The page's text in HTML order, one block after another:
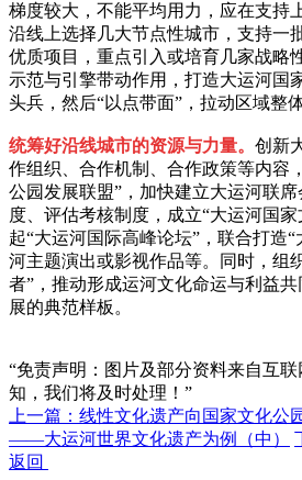
梯度较大，不能平均用力，应在支持
沿线上选择几大节点性城市，支持一
优质项目，重点引入或培育几家战略
示范与引擎带动作用，打造大运河国
头兵，然后“以点带面”，拉动区域整体
统筹好沿线城市的资源与力量。 创新
作组织、合作机制、合作政策等内容
公园发展联盟”，加快建立大运河联
度、评估考核制度，成立“大运河国
起“大运河国际高峰论坛”，联合打造
河主题演出或影视作品等。同时，组
者”，推动形成运河文化命运与利益
展的典范样板。
“免责声明：图片及部分资料来自互
知，我们将及时处理！”
上一篇：线性文化遗产向国家文化公
——大运河世界文化遗产为例（中）
返回